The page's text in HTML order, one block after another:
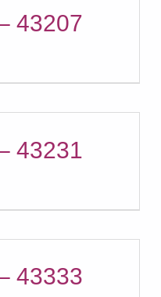
43207
43231
43333